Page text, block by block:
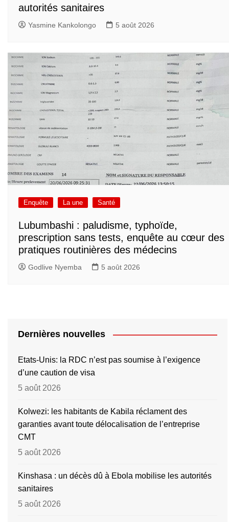
autorités sanitaires
Yasmine Kankolongo 5 août 2026
Enquête La une Santé
Lubumbashi : paludisme, typhoïde,
prescription sans tests, enquête au cœur des
pratiques routinières des médecins
Godlive Nyemba 5 août 2026
Dernières nouvelles
Etats-Unis: la RDC n’est pas soumise à l’exigence
d’une caution de visa
5 août 2026
Kolwezi: les habitants de Kabila réclament des
garanties avant toute délocalisation de l’entreprise
CMT
5 août 2026
Kinshasa : un décès dû à Ebola mobilise les autorités
sanitaires
5 août 2026